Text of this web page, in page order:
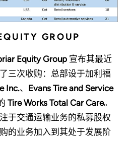
GROUP
Equity Group 宣布其最近
三次收购：总部设于加利福
Inc.、 Evans Tire and Service
Tire Works Total Car Care。
于交通运输业务的私募股权
的业务加入到其处于发展阶